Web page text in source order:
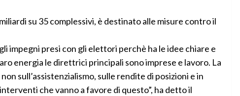
su 35 complessivi, è destinato alle misure contro il
impegni presi con gli elettori perchè ha le idee chiare e
energia le direttrici principali sono imprese e lavoro. La
sull’assistenzialismo, sulle rendite di posizioni e in
che vanno a favore di questo”, ha detto il